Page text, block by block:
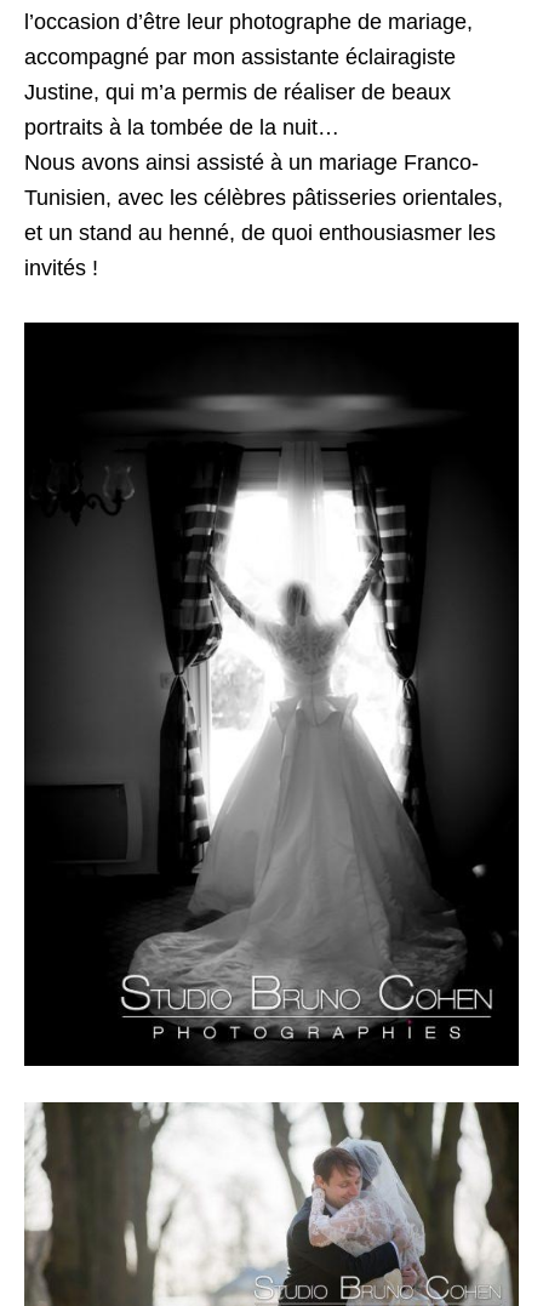
l’occasion d’être leur photographe de mariage,
accompagné par mon assistante éclairagiste
Justine, qui m’a permis de réaliser de beaux
portraits à la tombée de la nuit…
Nous avons ainsi assisté à un mariage Franco-
Tunisien, avec les célèbres pâtisseries orientales,
et un stand au henné, de quoi enthousiasmer les
invités !